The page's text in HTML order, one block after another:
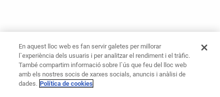
En aquest lloc web es fan servir galetes per millorar
l`experiència dels usuaris i per analitzar el rendiment i el tràfic.
També compartim informació sobre l`ús que feu del lloc web
amb els nostres socis de xarxes socials, anuncis i anàlisi de
dades. Política de cookies